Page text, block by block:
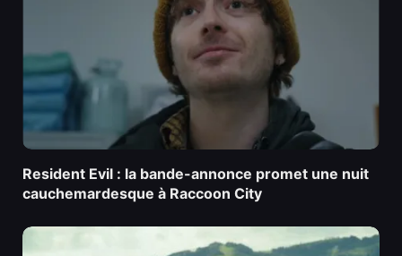
Resident Evil : la bande-annonce promet une nuit
cauchemardesque à Raccoon City